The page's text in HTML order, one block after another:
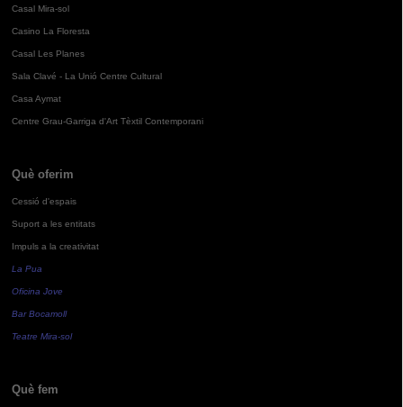
Casal Mira-sol
Casino La Floresta
Casal Les Planes
Sala Clavé - La Unió Centre Cultural
Casa Aymat
Centre Grau-Garriga d'Art Tèxtil Contemporani
Què oferim
Cessió d'espais
Suport a les entitats
Impuls a la creativitat
La Pua
Oficina Jove
Bar Bocamoll
Teatre Mira-sol
Què fem